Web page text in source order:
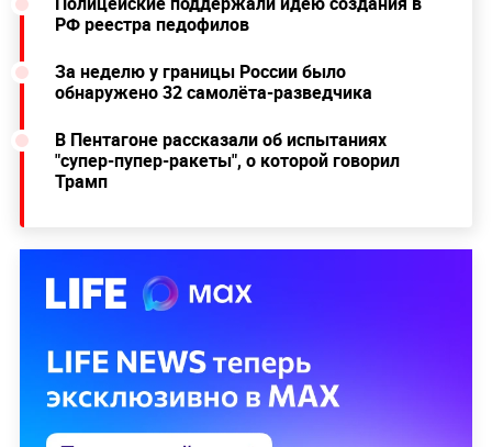
РФ реестра педофилов
За неделю у границы России было
обнаружено 32 самолёта-разведчика
В Пентагоне рассказали об испытаниях
"супер-пупер-ракеты", о которой говорил
Трамп